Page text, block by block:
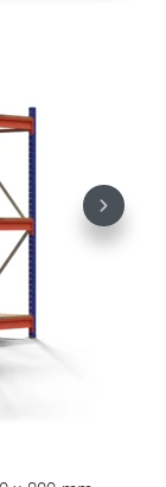
Next